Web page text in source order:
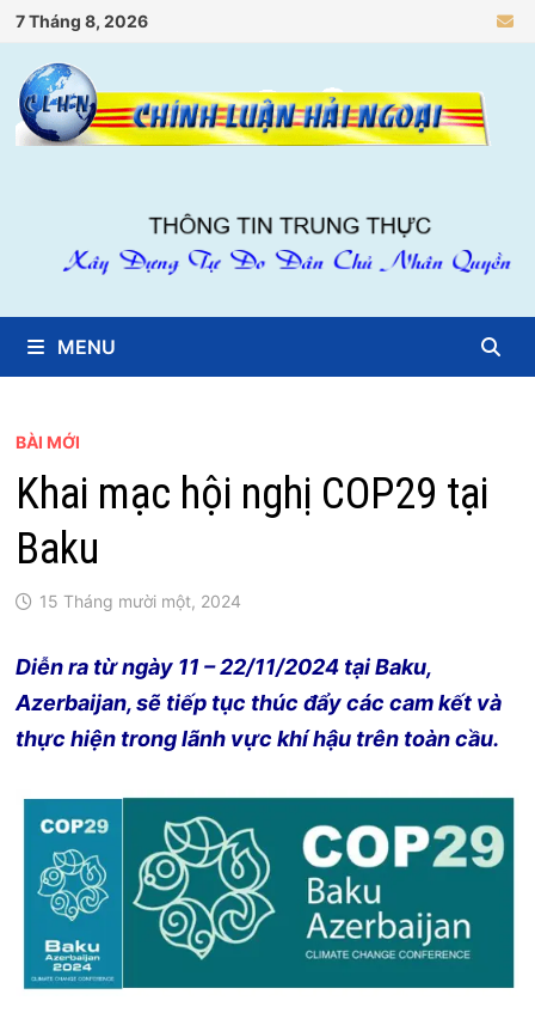
Skip
to
content
7 Tháng 8, 2026
MENU
BÀI MỚI
Khai mạc hội nghị COP29 tại
Baku
15 Tháng mười một, 2024
Diễn ra từ ngày 11 – 22/11/2024 tại Baku,
Azerbaijan, sẽ tiếp tục thúc đẩy các cam kết và
thực hiện trong lãnh vực khí hậu trên toàn cầu.